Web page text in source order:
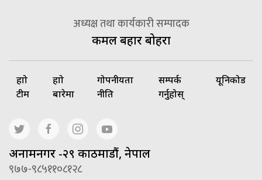
अध्यक्ष तथा कार्यकारी सम्पादक
कमल बहादुर बोहरा
हाम्रो
टीम
हाम्रो
बारेमा
गोपनीयता
नीति
सम्पर्क
गर्नुहोस्
यूनिकोड
अनामनगर -२९ काठमाडौं, नेपाल
९७७-९८५११०८१२८